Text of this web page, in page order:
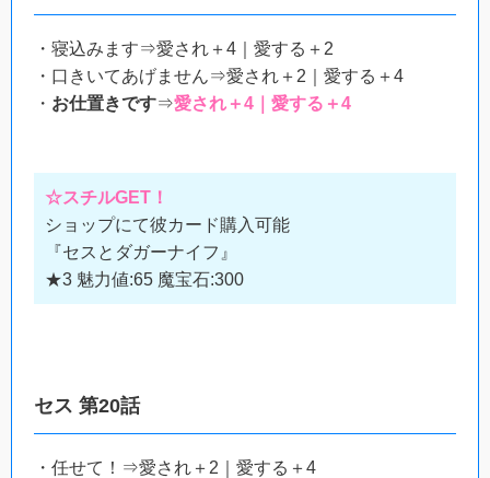
・寝込みます⇒愛され＋4｜愛する＋2
・口きいてあげません⇒愛され＋2｜愛する＋4
・ お仕置きです⇒愛され＋4｜愛する＋4
☆スチルGET！
ショップにて彼カード購入可能
『セスとダガーナイフ』
★3 魅力値:65 魔宝石:300
セス 第20話
・任せて！⇒愛され＋2｜愛する＋4